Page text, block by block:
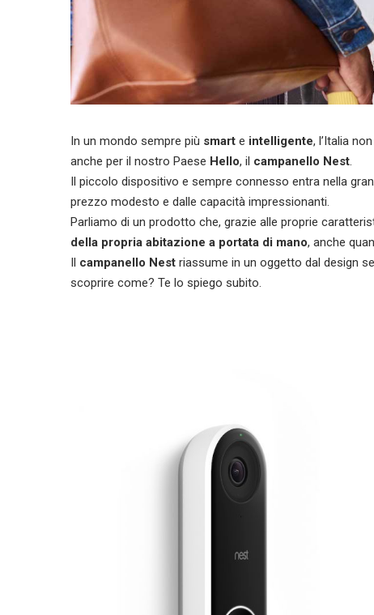
In un mondo sempre più smart e intelligente, l’Italia
anche per il nostro Paese Hello, il campanello Nest.
Il piccolo dispositivo e sempre connesso entra nella
prezzo modesto e dalle capacità impressionanti.
Parliamo di un prodotto che, grazie alle proprie
della propria abitazione a portata di mano, anche
Il campanello Nest riassume in un oggetto dal design
scoprire come? Te lo spiego subito.